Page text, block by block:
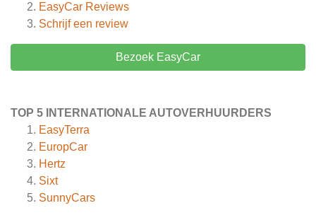
EasyCar Reviews
Schrijf een review
Bezoek EasyCar
TOP 5 INTERNATIONALE AUTOVERHUURDERS
EasyTerra
EuropCar
Hertz
Sixt
SunnyCars